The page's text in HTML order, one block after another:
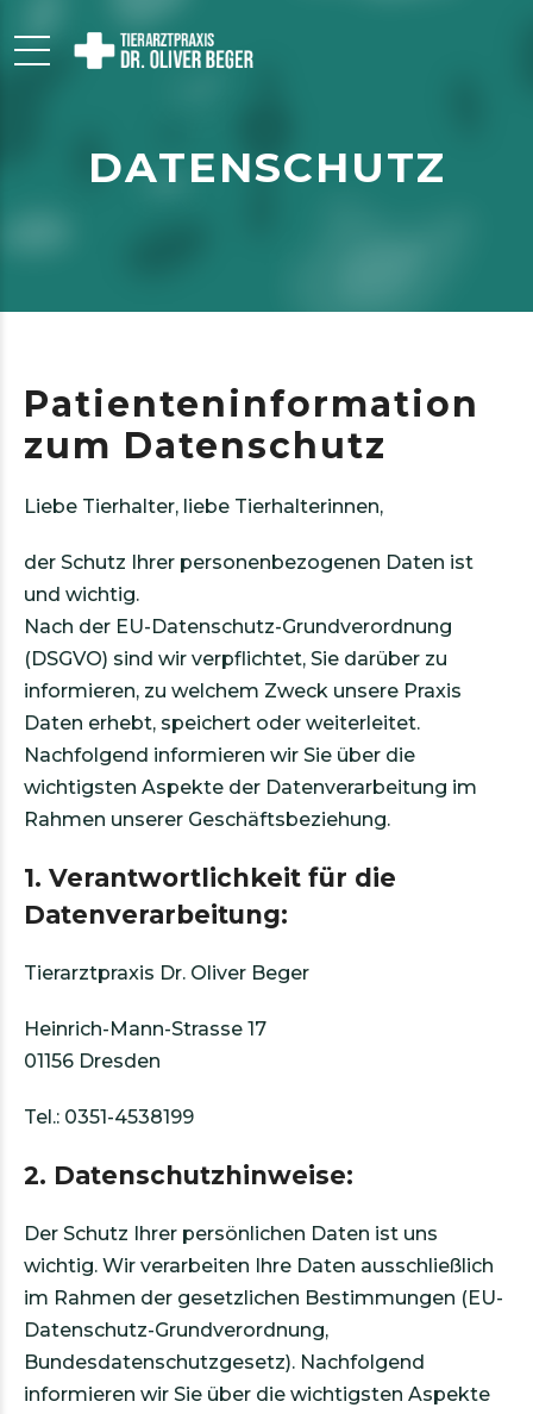
DATENSCHUTZ
Patienteninformation
zum Datenschutz
Liebe Tierhalter, liebe Tierhalterinnen,
der Schutz Ihrer personenbezogenen Daten ist
und wichtig.
Nach der EU-Datenschutz-Grundverordnung
(DSGVO) sind wir verpflichtet, Sie darüber zu
informieren, zu welchem Zweck unsere Praxis
Daten erhebt, speichert oder weiterleitet.
Nachfolgend informieren wir Sie über die
wichtigsten Aspekte der Datenverarbeitung im
Rahmen unserer Geschäftsbeziehung.
1. Verantwortlichkeit für die
Datenverarbeitung:
Tierarztpraxis Dr. Oliver Beger
Heinrich-Mann-Strasse 17
01156 Dresden
Tel.: 0351-4538199
2. Datenschutzhinweise:
Der Schutz Ihrer persönlichen Daten ist uns
wichtig. Wir verarbeiten Ihre Daten ausschließlich
im Rahmen der gesetzlichen Bestimmungen (EU-
Datenschutz-Grundverordnung,
Bundesdatenschutzgesetz). Nachfolgend
informieren wir Sie über die wichtigsten Aspekte